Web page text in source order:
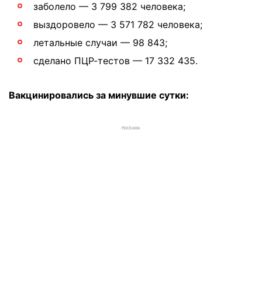
заболело — 3 799 382 человека;
выздоровело — 3 571 782 человека;
летальные случаи — 98 843;
сделано ПЦР-тестов — 17 332 435.
Вакцинировались за минувшие сутки:
РЕКЛАМА